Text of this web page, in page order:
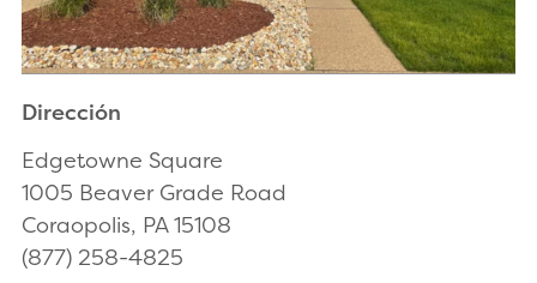
Dirección
Edgetowne Square
1005 Beaver Grade Road
Coraopolis, PA 15108
(877) 258-4825